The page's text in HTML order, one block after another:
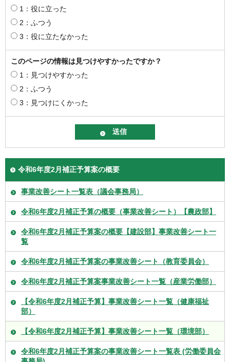
1：役に立った
2：ふつう
3：役に立たなかった
このページの情報は見つけやすかったですか？
1：見つけやすかった
2：ふつう
3：見つけにくかった
令和6年度2月補正予算案の概要
事業改善シート一覧表（議会事務局）
令和6年度2月補正予算の概要（事業改善シート）【農政部】
令和6年度2月補正予算案の概要【建設部】事業改善シート一
覧
令和6年度2月補正予算案の事業改善シート（教育委員会）
令和6年度2月補正予算案事業改善シート一覧（産業労働部）
【令和6年度2月補正予算】事業改善シート一覧（健康福祉
部）
【令和6年度2月補正予算】事業改善シート一覧（環境部）
令和6年度2月補正予算案の事業改善シート一覧表 (労働委員会